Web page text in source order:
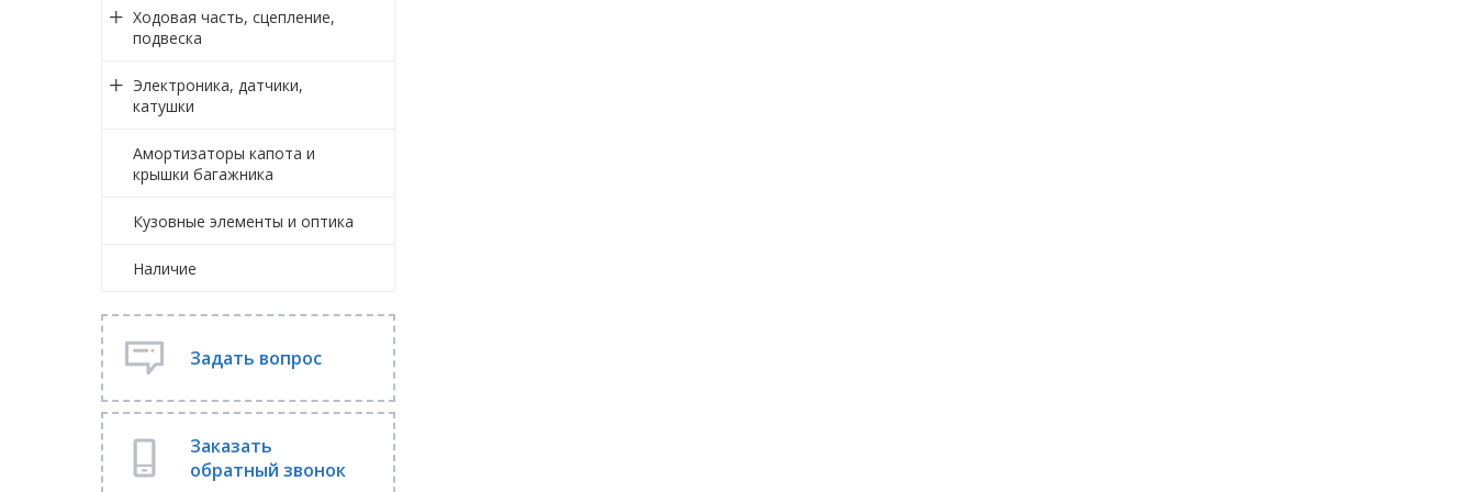
Ходовая часть, сцепление,
подвеска
Электроника, датчики,
катушки
Амортизаторы капота и
крышки багажника
Кузовные элементы и оптика
Наличие
Задать вопрос
Заказать
обратный звонок